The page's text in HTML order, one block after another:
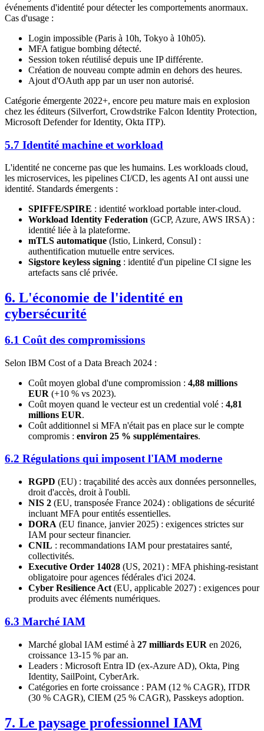
événements d'identité pour détecter les comportements anormaux.
Cas d'usage :
Login impossible (Paris à 10h, Tokyo à 10h05).
MFA fatigue bombing détecté.
Session token réutilisé depuis une IP différente.
Création de nouveau compte admin en dehors des heures.
Ajout d'OAuth app par un user non autorisé.
Catégorie émergente 2022+, encore peu mature mais en explosion
chez les éditeurs (Silverfort, Crowdstrike Falcon Identity Protection,
Microsoft Defender for Identity, Okta ITP).
5.7 Identité machine et workload
L'identité ne concerne pas que les humains. Les workloads cloud,
les microservices, les pipelines CI/CD, les agents AI ont aussi une
identité. Standards émergents :
SPIFFE/SPIRE : identité workload portable inter-cloud.
Workload Identity Federation (GCP, Azure, AWS IRSA) :
identité liée à la plateforme.
mTLS automatique (Istio, Linkerd, Consul) :
authentification mutuelle entre services.
Sigstore keyless signing : identité d'un pipeline CI signe les
artefacts sans clé privée.
6. L'économie de l'identité en
cybersécurité
6.1 Coût des compromissions
Selon IBM Cost of a Data Breach 2024 :
Coût moyen global d'une compromission : 4,88 millions
EUR (+10 % vs 2023).
Coût moyen quand le vecteur est un credential volé : 4,81
millions EUR.
Coût additionnel si MFA n'était pas en place sur le compte
compromis : environ 25 % supplémentaires.
6.2 Régulations qui imposent l'IAM moderne
RGPD (EU) : traçabilité des accès aux données personnelles,
droit d'accès, droit à l'oubli.
NIS 2 (EU, transposée France 2024) : obligations de sécurité
incluant MFA pour entités essentielles.
DORA (EU finance, janvier 2025) : exigences strictes sur
IAM pour secteur financier.
CNIL : recommandations IAM pour prestataires santé,
collectivités.
Executive Order 14028 (US, 2021) : MFA phishing-resistant
obligatoire pour agences fédérales d'ici 2024.
Cyber Resilience Act (EU, applicable 2027) : exigences pour
produits avec éléments numériques.
6.3 Marché IAM
Marché global IAM estimé à 27 milliards EUR en 2026,
croissance 13-15 % par an.
Leaders : Microsoft Entra ID (ex-Azure AD), Okta, Ping
Identity, SailPoint, CyberArk.
Catégories en forte croissance : PAM (12 % CAGR), ITDR
(30 % CAGR), CIEM (25 % CAGR), Passkeys adoption.
7. Le paysage professionnel IAM